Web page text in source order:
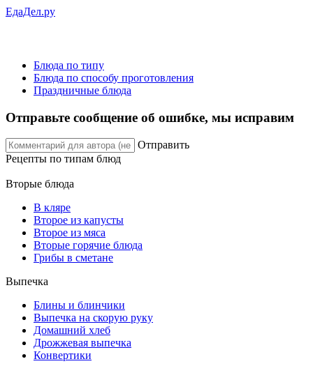
ЕдаДел.ру
Блюда по типу
Блюда по способу проготовления
Праздничные блюда
Отправьте сообщение об ошибке, мы исправим
Отправить
Рецепты по типам блюд
Вторые блюда
В кляре
Второе из капусты
Второе из мяса
Вторые горячие блюда
Грибы в сметане
Выпечка
Блины и блинчики
Выпечка на скорую руку
Домашний хлеб
Дрожжевая выпечка
Конвертики